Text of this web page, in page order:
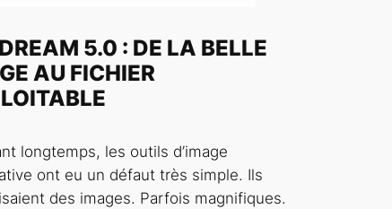
5.0 : DE LA BELLE
AU FICHIER
longtemps, les outils d’image
ont eu un défaut très simple. Ils
des images. Parfois magnifiques.